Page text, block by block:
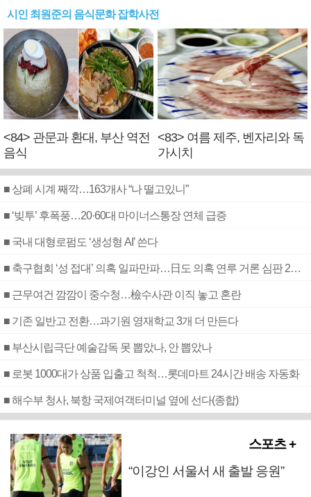
시인 최원준의 음식문화 잡학사전
<84> 관문과 환대, 부산 역전
음식
<83> 여름 제주, 벤자리와 독
가시치
■ 상폐 시계 째깍…163개사 “나 떨고있니”
■ ‘빚투’ 후폭풍…20·60대 마이너스통장 연체 급증
■ 국내 대형로펌도 ‘생성형 AI’ 쓴다
■ 축구협회 ‘성 접대’ 의혹 일파만파…日도 의혹 연루 거론 심판 2명 조사
■ 근무여건 깜깜이 중수청…檢수사관 이직 놓고 혼란
■ 기존 일반고 전환…과기원 영재학교 3개 더 만든다
■ 부산시립극단 예술감독 못 뽑았나, 안 뽑았나
■ 로봇 1000대가 상품 입출고 척척…롯데마트 24시간 배송 자동화
■ 해수부 청사, 북항 국제여객터미널 옆에 선다(종합)
스포츠 +
“이강인 서울서 새 출발 응원”